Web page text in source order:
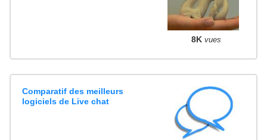
8K vues
Comparatif des meilleurs
logiciels de Live chat